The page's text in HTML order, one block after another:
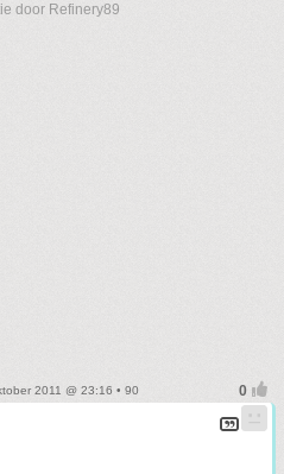
door Refinery89
2011 @ 23:16 • 90